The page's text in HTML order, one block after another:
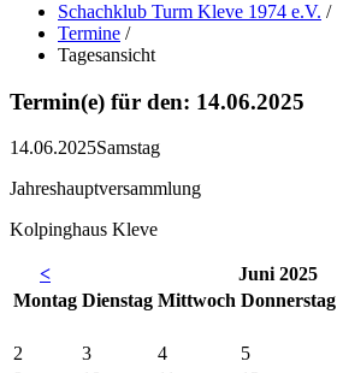
Schachklub Turm Kleve 1974 e.V. /
Termine /
Tagesansicht
Termin(e) für den: 14.06.2025
14.06.2025Samstag
Jahreshauptversammlung
Kolpinghaus Kleve
< Juni 2025
Montag Dienstag Mittwoch Donnerstag
2
3 4 5